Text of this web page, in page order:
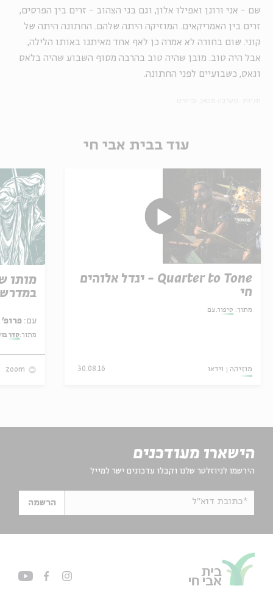
שם - אני ורונן ואפילו אלון, וגם בני הצהוב - זרים בין הפרסים,
זרים בין האמריקאים. המוזיקה היתה שלהם. החתונה היתה של
קוני. שום בחורה לא אמרה כן לאף אחד מאיתנו באותו הלילה,
אבל היה טוב. מובן שהיה טוב בהרבה מסוף השבוע שהיה בלאס
וגאס, כשבועיים לפני החתונה.
עוד בבית אבי חי
Quarter to Tone - יגדל אלוהים
חי
מתוך: סיפור.עם
מוזיקה וידאו 30.08.16
מותו
עם: פרופ' אביגדור שנאן
מתוך:סדר
zoom
הישארו מעודכנים
הירשמו לניוזלטר שלנו וקבלו עדכונים ישר למייל
*כתובת דוא"ל הרשמה